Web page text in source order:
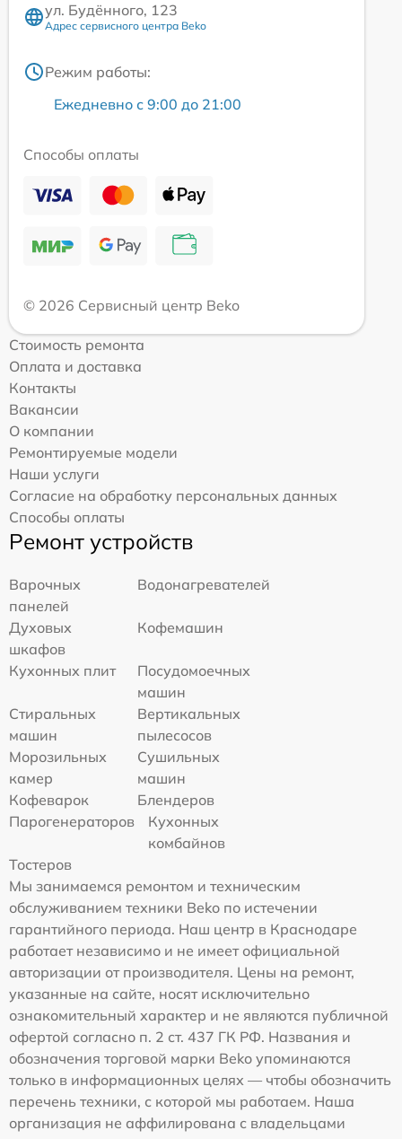
ул. Будённого, 123
Адрес сервисного центра Beko
Режим работы:
Ежедневно с 9:00 до 21:00
Способы оплаты
© 2026 Сервисный центр Beko
Стоимость ремонта
Оплата и доставка
Контакты
Вакансии
О компании
Ремонтируемые модели
Наши услуги
Согласие на обработку персональных данных
Способы оплаты
Ремонт устройств
Варочных
панелей
Водонагревателей
Духовых
шкафов
Кофемашин
Кухонных плит
Посудомоечных
машин
Стиральных
машин
Вертикальных
пылесосов
Морозильных
камер
Сушильных
машин
Кофеварок
Блендеров
Парогенераторов
Кухонных
комбайнов
Тостеров
Мы занимаемся ремонтом и техническим
обслуживанием техники Beko по истечении
гарантийного периода. Наш центр в Краснодаре
работает независимо и не имеет официальной
авторизации от производителя. Цены на ремонт,
указанные на сайте, носят исключительно
ознакомительный характер и не являются публичной
офертой согласно п. 2 ст. 437 ГК РФ. Названия и
обозначения торговой марки Beko упоминаются
только в информационных целях — чтобы обозначить
перечень техники, с которой мы работаем. Наша
организация не аффилирована с владельцами